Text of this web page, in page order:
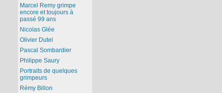
Marcel Remy grimpe
encore et toujours à
passé 99 ans
Nicolas Glée
Olivier Dutel
Pascal Sombardier
Philippe Saury
Portraits de quelques
grimpeurs
Rémy Billon